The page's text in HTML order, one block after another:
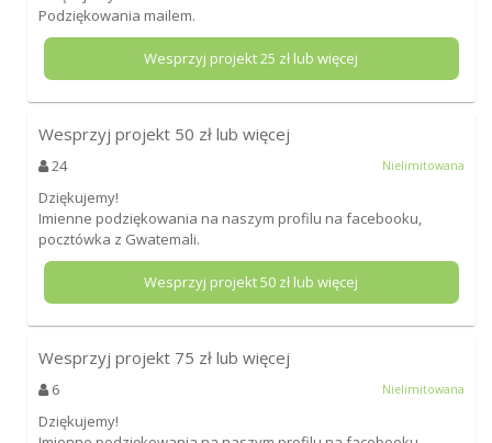
Podziękowania mailem.
Wesprzyj projekt25 zł lub więcej
Wesprzyj projekt 50 zł lub więcej
24 Nielimitowana
Dziękujemy!
Imienne podziękowania na naszym profilu na facebooku,
pocztówka z Gwatemali.
Wesprzyj projekt50 zł lub więcej
Wesprzyj projekt 75 zł lub więcej
6 Nielimitowana
Dziękujemy!